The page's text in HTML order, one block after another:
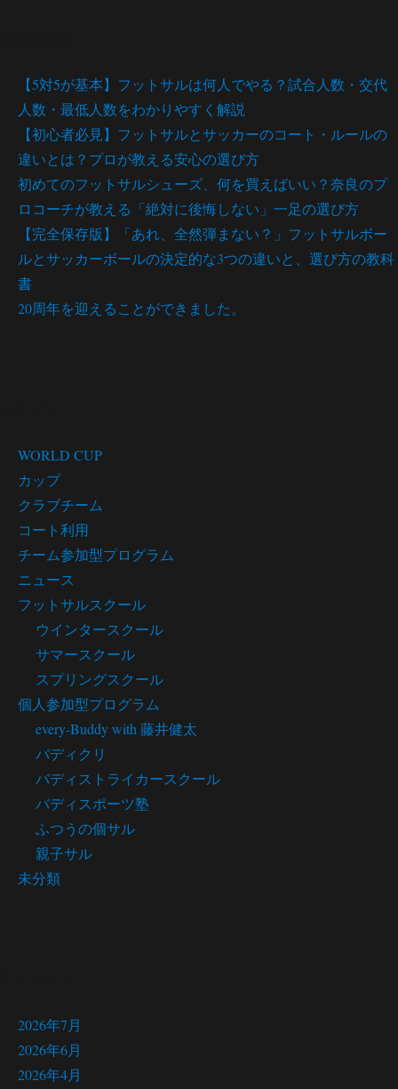
【5対5が基本】フットサルは何人でやる？試合人数・交代
人数・最低人数をわかりやすく解説
【初心者必見】フットサルとサッカーのコート・ルールの
違いとは？プロが教える安心の選び方
初めてのフットサルシューズ、何を買えばいい？奈良のプ
ロコーチが教える「絶対に後悔しない」一足の選び方
【完全保存版】「あれ、全然弾まない？」フットサルボー
ルとサッカーボールの決定的な3つの違いと、選び方の教科
書
20周年を迎えることができました。
WORLD CUP
カップ
クラブチーム
コート利用
チーム参加型プログラム
ニュース
フットサルスクール
ウインタースクール
サマースクール
スプリングスクール
個人参加型プログラム
every-Buddy with 藤井健太
バディクリ
バディストライカースクール
バディスポーツ塾
ふつうの個サル
親子サル
未分類
2026年7月
2026年6月
2026年4月